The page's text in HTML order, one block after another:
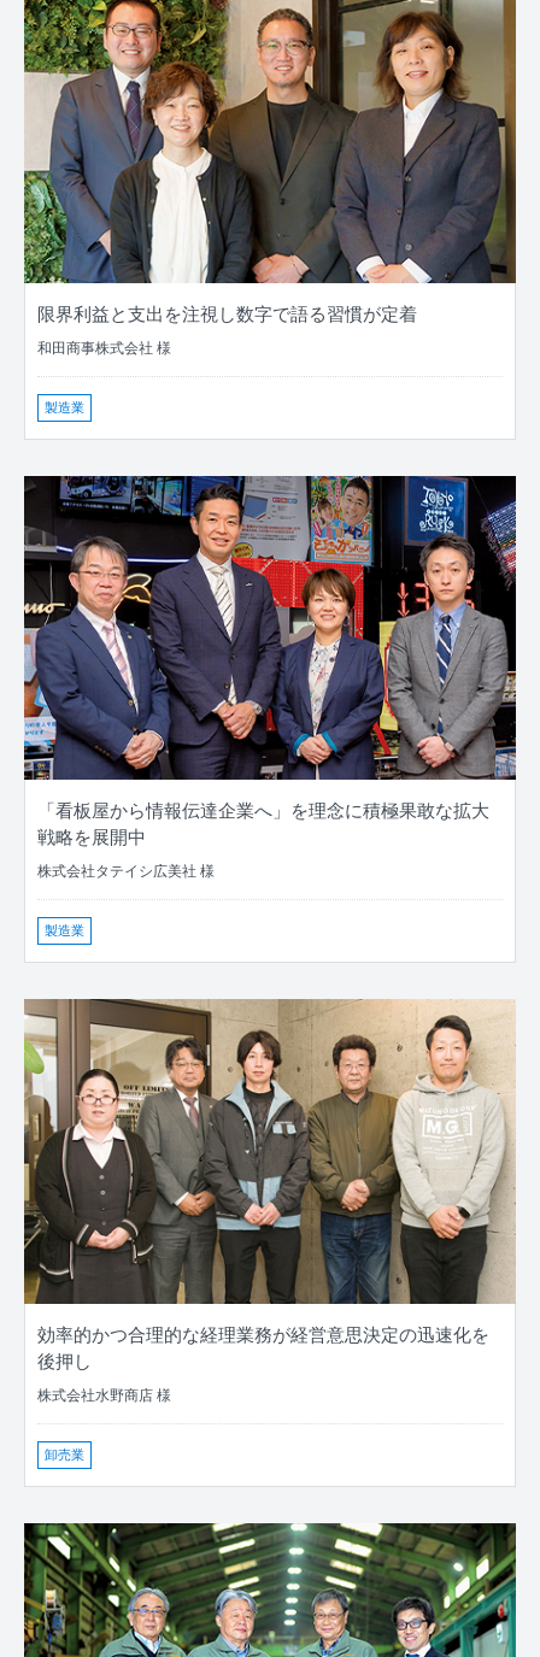
限界利益と支出を注視し数字で語る習慣が定着
和田商事株式会社 様
製造業
「看板屋から情報伝達企業へ」を理念に積極果敢な拡大
戦略を展開中
株式会社タテイシ広美社 様
製造業
効率的かつ合理的な経理業務が経営意思決定の迅速化を
後押し
株式会社水野商店 様
卸売業